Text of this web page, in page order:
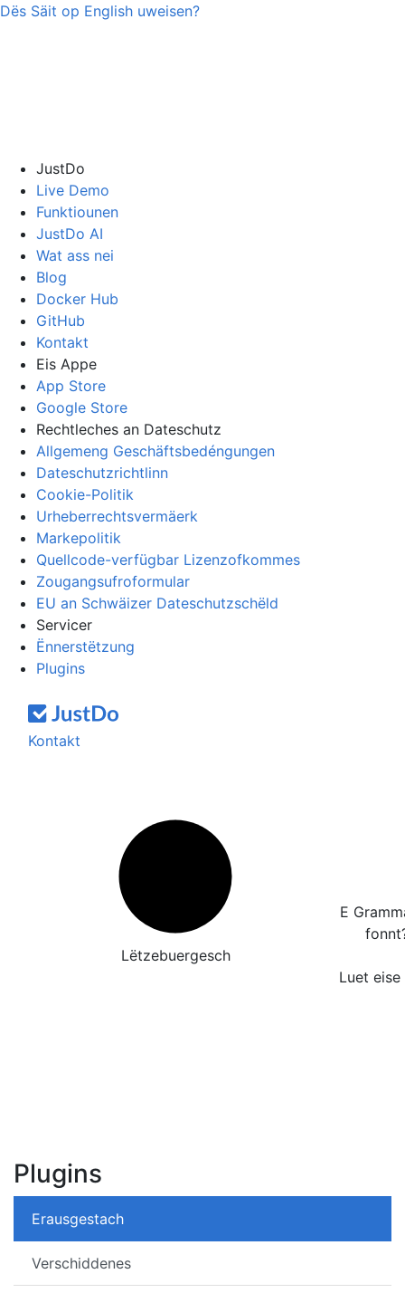
Dës Säit op English uweisen?
JustDo
Live Demo
Funktiounen
JustDo AI
Wat ass nei
Blog
Docker Hub
GitHub
Kontakt
Eis Appe
App Store
Google Store
Rechtleches an Dateschutz
Allgemeng Geschäftsbedéngungen
Dateschutzrichtlinn
Cookie-Politik
Urheberrechtsvermäerk
Markepolitik
Quellcode-verfügbar Lizenzofkommes
Zougangsufroformular
EU an Schwäizer Dateschutzschëld
Servicer
Ënnerstëtzung
Plugins
Kontakt
Lëtzebuergesch
E
Luet
Plugins
Erausgestach
Verschiddenes